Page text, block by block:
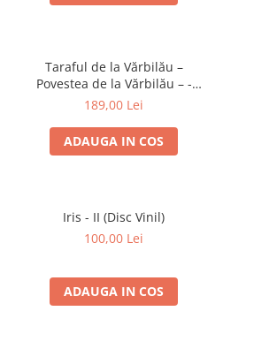
Taraful de la Vărbilău –
Povestea de la Vărbilău – -
Electrecord, (Disc Vinil)
189,00 Lei
ADAUGA IN COS
Iris - II (Disc Vinil)
100,00 Lei
ADAUGA IN COS